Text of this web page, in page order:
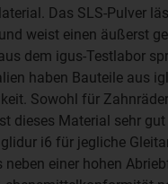
Das SLS-Pulver
weist einen äußerst
dem igus-Testlabor
haben Bauteile aus
Sowohl für
dieses Material sehr
i6 für jegliche
neben einer hohen